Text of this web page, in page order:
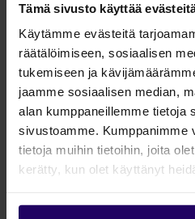
Tämä sivusto käyttää
Käytämme evästeitä
räätälöimiseen, sosiaalisen
tukemiseen ja
jaamme sosiaalisen median,
alan kumppaneillemme tietoja
sivustoamme. Kumppanimme
tietoja muihin tietoihin, joita
kerätty, kun olet käyttänyt
Iiris Seppälän
Yliopistomedia
taistossa hyvistä
osaajista.
Lue lisää
Kokeile Profinderia 14
maksutta!
Säästä aikaa ja aloita
prospektointi jo